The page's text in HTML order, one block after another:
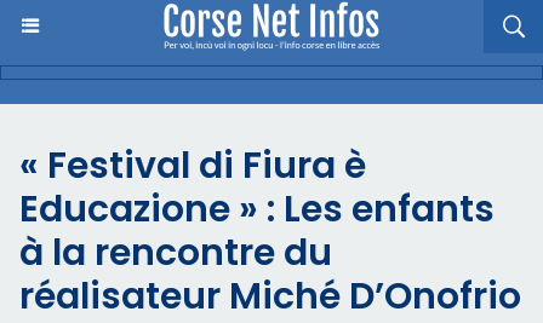
« Festival di Fiura è
Educazione » : Les enfants
à la rencontre du
réalisateur Miché D’Onofrio